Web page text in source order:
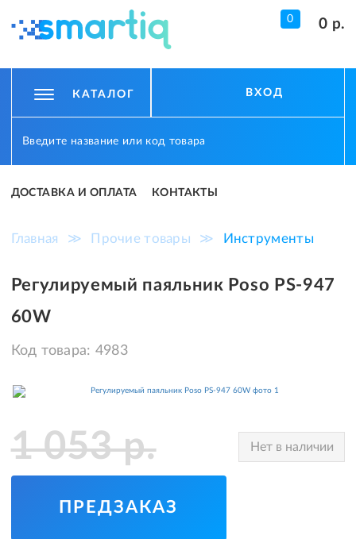
0 0 р.
КАТАЛОГ ВХОД
ДОСТАВКА И ОПЛАТА КОНТАКТЫ
Главная ≫ Прочие товары ≫ Инструменты
Регулируемый паяльник Poso PS-947
60W
Код товара: 4983
1 053р. Нет в наличии
ПРЕДЗАКАЗ